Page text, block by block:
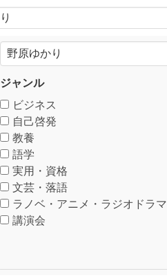
ジャンル
ビジネス
自己啓発
教養
語学
実用・資格
文芸・落語
ラノベ・アニメ・ラジオドラマ
講演会